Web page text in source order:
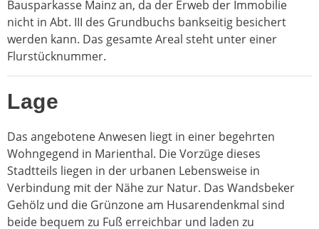
Bausparkasse Mainz an, da der Erweb der Immobilie
nicht in Abt. III des Grundbuchs bankseitig besichert
werden kann. Das gesamte Areal steht unter einer
Flurstücknummer.
Lage
Das angebotene Anwesen liegt in einer begehrten
Wohngegend in Marienthal. Die Vorzüge dieses
Stadtteils liegen in der urbanen Lebensweise in
Verbindung mit der Nähe zur Natur. Das Wandsbeker
Gehölz und die Grünzone am Husarendenkmal sind
beide bequem zu Fuß erreichbar und laden zu